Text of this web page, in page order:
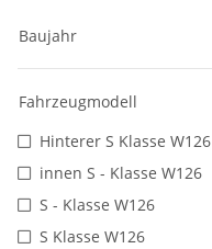
Baujahr
Fahrzeugmodell
Hinterer S Klasse W126
innen S - Klasse W126
S - Klasse W126
S Klasse W126